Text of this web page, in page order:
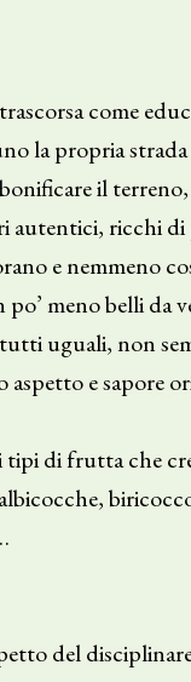
come
la propria
il
autentici, ricchi
e nemmeno
meno belli da
uguali, non
e sapore
di frutta che
del